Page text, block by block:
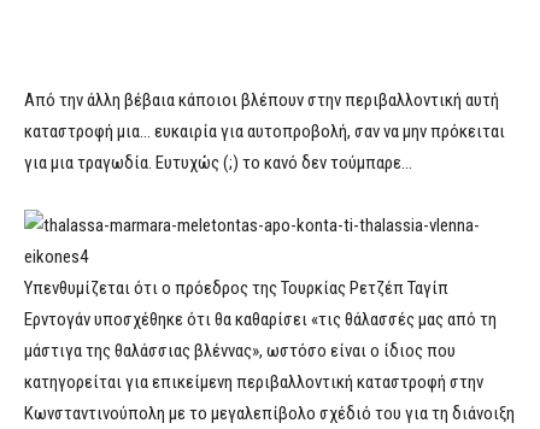
Από την άλλη βέβαια κάποιοι βλέπουν στην περιβαλλοντική αυτή
καταστροφή μια… ευκαιρία για αυτοπροβολή, σαν να μην πρόκειται
για μια τραγωδία. Ευτυχώς (;) το κανό δεν τούμπαρε…
Υπενθυμίζεται ότι ο πρόεδρος της Τουρκίας Ρετζέπ Ταγίπ
Ερντογάν υποσχέθηκε ότι θα καθαρίσει «τις θάλασσές μας από τη
μάστιγα της θαλάσσιας βλέννας», ωστόσο είναι ο ίδιος που
κατηγορείται για επικείμενη περιβαλλοντική καταστροφή στην
Κωνσταντινούπολη με το μεγαλεπίβολο σχέδιό του για τη διάνοιξη